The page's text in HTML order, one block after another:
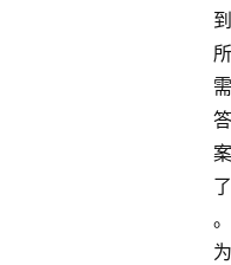
到
所
需
答
案
了
。
为